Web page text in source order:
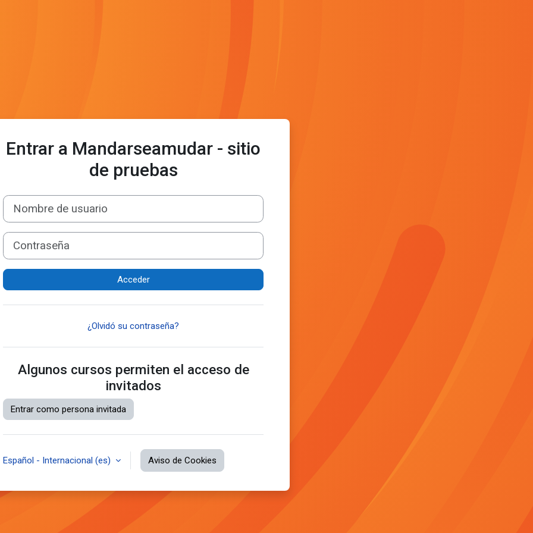
Entrar a Mandarseamudar - sitio
de pruebas
Nombre de usuario
Contraseña
Acceder
¿Olvidó su contraseña?
Algunos cursos permiten el acceso de
invitados
Entrar como persona invitada
Español - Internacional ‎(es)‎ Aviso de Cookies